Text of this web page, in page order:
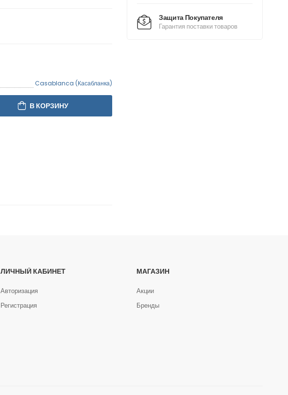
Casablanca (Касабланка)
В КОРЗИНУ
Защита Покупателя
Гарантия поставки товаров
ЛИЧНЫЙ КАБИНЕТ
Авторизация
Регистрация
МАГАЗИН
Акции
Бренды